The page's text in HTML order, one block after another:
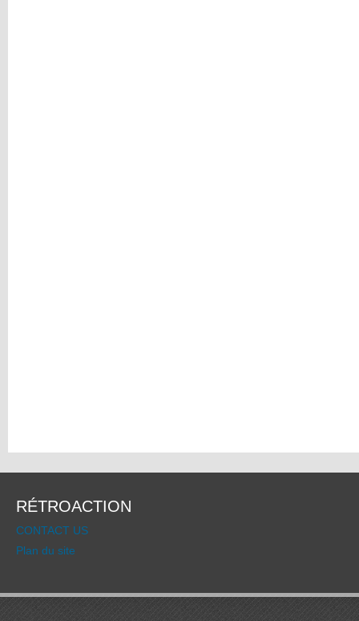
RÉTROACTION
CONTACT US
Plan du site